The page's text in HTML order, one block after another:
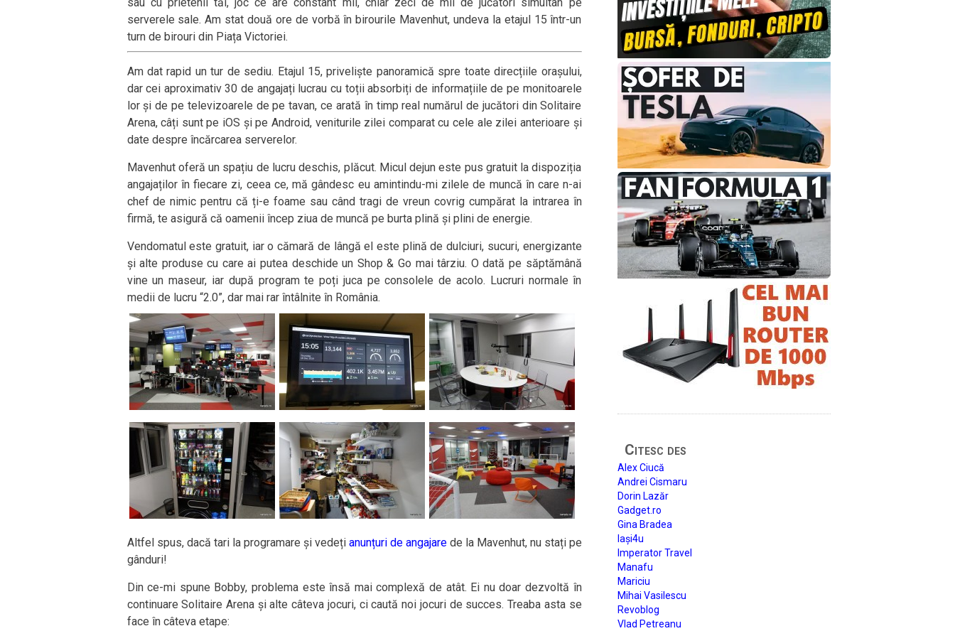
serverele sale. Am stat două ore de vorbă în birourile Mavenhut, undeva la etajul 15 într-un
turn de birouri din Piața Victoriei.
Am dat rapid un tur de sediu. Etajul 15, priveliște panoramică spre toate direcțiile orașului,
dar cei aproximativ 30 de angajați lucrau cu toții absorbiți de informațiile de pe monitoarele
lor și de pe televizoarele de pe tavan, ce arată în timp real numărul de jucători din Solitaire
Arena, câți sunt pe iOS și pe Android, veniturile zilei comparat cu cele ale zilei anterioare și
date despre încărcarea serverelor.
Mavenhut oferă un spațiu de lucru deschis, plăcut. Micul dejun este pus gratuit la dispoziția
angajaților în fiecare zi, ceea ce, mă gândesc eu amintindu-mi zilele de muncă în care n-ai
chef de nimic pentru că ți-e foame sau când tragi de vreun covrig cumpărat la intrarea în
firmă, te asigură că oamenii încep ziua de muncă pe burta plină și plini de energie.
Vendomatul este gratuit, iar o cămară de lângă el este plină de dulciuri, sucuri, energizante
și alte produse cu care ai putea deschide un Shop & Go mai târziu. O dată pe săptămână
vine un maseur, iar după program te poți juca pe consolele de acolo. Lucruri normale în
medii de lucru “2.0”, dar mai rar întâlnite în România.
Altfel spus, dacă tari la programare și vedeți anunțuri de angajarede la Mavenhut, nu stați pe
gânduri!
Din ce-mi spune Bobby, problema este însă mai complexă de atât. Ei nu doar dezvoltă în
continuare Solitaire Arena și alte câteva jocuri, ci caută noi jocuri de succes. Treaba asta se
face în câteva etape:
Citesc des
Alex Ciucă
Andrei Cismaru
Dorin Lazăr
Gadget.ro
Gina Bradea
Iași4u
Imperator Travel
Manafu
Mariciu
Mihai Vasilescu
Revoblog
Vlad Petreanu